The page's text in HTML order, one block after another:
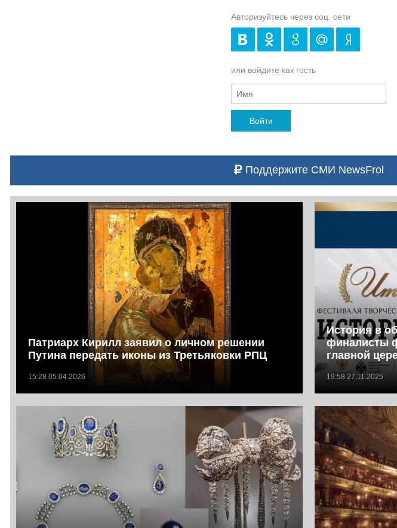
Авторизуйтесь через соц. сети
или войдите как гость
Войти
Поддержите СМИ NewsFrol
Патриарх Кирилл заявил о личном решении
Путина передать иконы из Третьяковки РПЦ
15:28 05.04.2026
История в
финалисты
главной
19:58 27.11.2025